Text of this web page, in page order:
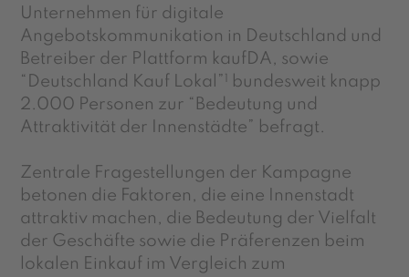
Unternehmen für digitale
Angebotskommunikation in Deutschland und
Betreiber der Plattform kaufDA, sowie
“Deutschland Kauf Lokal”
bundesweit knapp
2.000 Personen zur “Bedeutung und
Attraktivität der Innenstädte” befragt.
Zentrale Fragestellungen der Kampagne
betonen die Faktoren, die eine Innenstadt
attraktiv machen, die Bedeutung der Vielfalt
der Geschäfte sowie die Präferenzen beim
lokalen Einkauf im Vergleich zum